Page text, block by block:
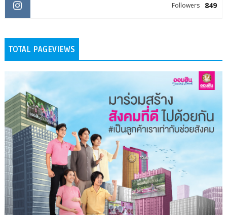
849
Followers
TOTAL PAGEVIEWS